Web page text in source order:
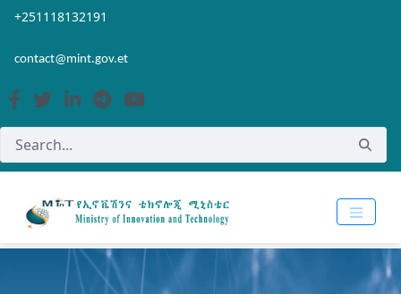
Skip to Main Content
Open Accessibility Menu
+251118132191
contact@mint.gov.et